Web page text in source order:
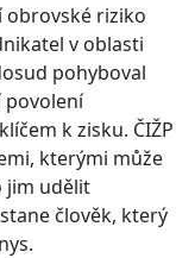
obrovské riziko
v oblasti
pohyboval
povolení
k zisku. ČIŽP
kterými může
jim udělit
člověk, který